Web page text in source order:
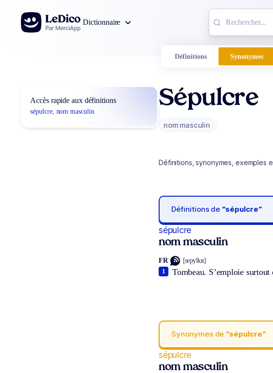
Aller au contenu
Dictionnaire
Définitions Synonymes
Accès rapide aux définitions
sépulcre, nom masculin
Sépulcre
nom masculin
Définitions, synonymes, exemples
Définitions de “sépulcre“
sépulcre
nom masculin
FR [sepylkʀ]
Tombeau. S’emploie
1
Synonymes de “sépulcre“
sépulcre
nom masculin